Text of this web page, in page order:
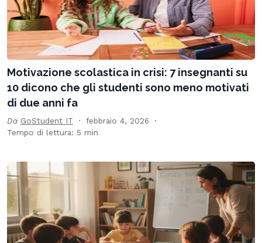
Motivazione scolastica in crisi: 7 insegnanti su
10 dicono che gli studenti sono meno motivati
di due anni fa
Da GoStudent IT
febbraio 4, 2026
Tempo di lettura: 5 min